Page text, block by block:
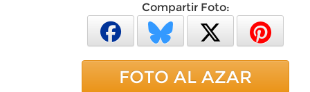
Compartir Foto:
FOTO AL AZAR